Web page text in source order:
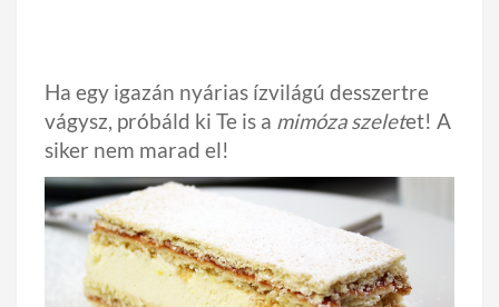
Ha egy igazán nyárias ízvilágú desszertre
vágysz, próbáld ki Te is a mimóza szeletet! A
siker nem marad el!